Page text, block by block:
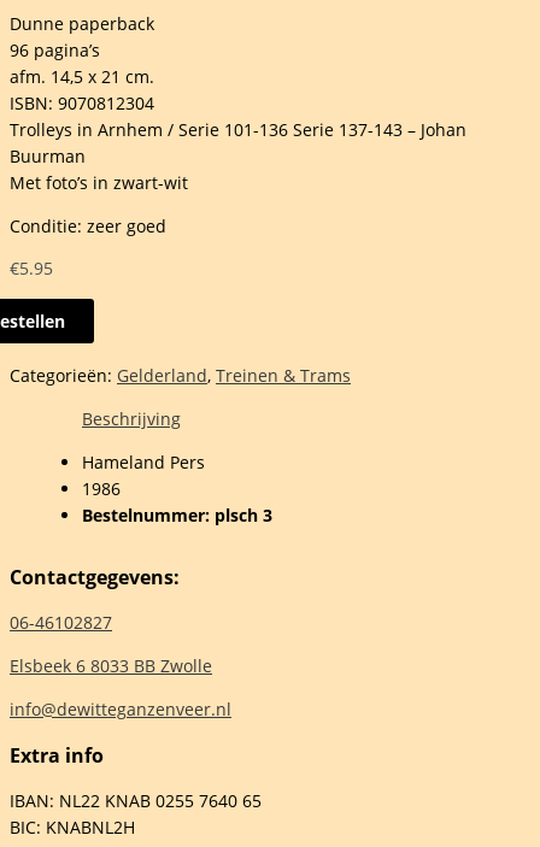
Dunne paperback
96 pagina’s
afm. 14,5 x 21 cm.
ISBN: 9070812304
Trolleys in Arnhem / Serie 101-136 Serie 137-143 – Johan
Buurman
Met foto’s in zwart-wit
Conditie: zeer goed
€5.95
Categorieën: Gelderland, Treinen & Trams
Beschrijving
Hameland Pers
1986
Bestelnummer: plsch 3
Contactgegevens:
06-46102827
Elsbeek 6 8033 BB Zwolle
info@dewitteganzenveer.nl
Extra info
IBAN: NL22 KNAB 0255 7640 65
BIC: KNABNL2H